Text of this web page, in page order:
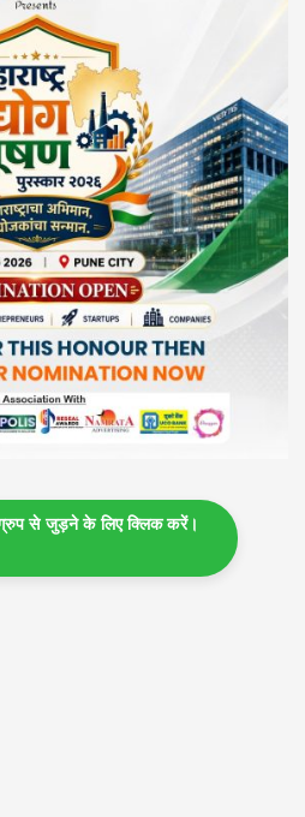
से जुड़ने के लिए क्लिक करें।